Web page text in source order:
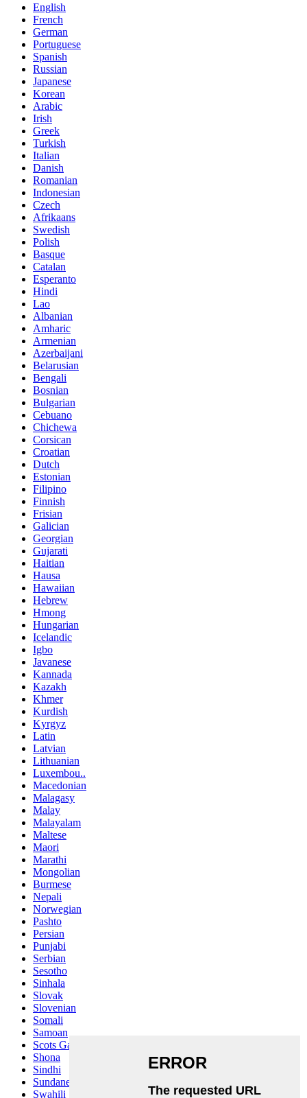
English
French
German
Portuguese
Spanish
Russian
Japanese
Korean
Arabic
Irish
Greek
Turkish
Italian
Danish
Romanian
Indonesian
Czech
Afrikaans
Swedish
Polish
Basque
Catalan
Esperanto
Hindi
Lao
Albanian
Amharic
Armenian
Azerbaijani
Belarusian
Bengali
Bosnian
Bulgarian
Cebuano
Chichewa
Corsican
Croatian
Dutch
Estonian
Filipino
Finnish
Frisian
Galician
Georgian
Gujarati
Haitian
Hausa
Hawaiian
Hebrew
Hmong
Hungarian
Icelandic
Igbo
Javanese
Kannada
Kazakh
Khmer
Kurdish
Kyrgyz
Latin
Latvian
Lithuanian
Luxembou..
Macedonian
Malagasy
Malay
Malayalam
Maltese
Maori
Marathi
Mongolian
Burmese
Nepali
Norwegian
Pashto
Persian
Punjabi
Serbian
Sesotho
Sinhala
Slovak
Slovenian
Somali
Samoan
Scots Gaelic
Shona
Sindhi
Sundanese
Swahili